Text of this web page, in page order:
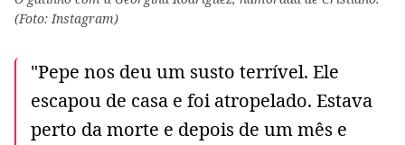
(Foto: Instagram)
"Pepe nos deu um susto terrível. Ele
escapou de casa e foi atropelado. Estava
perto da morte e depois de um mês e